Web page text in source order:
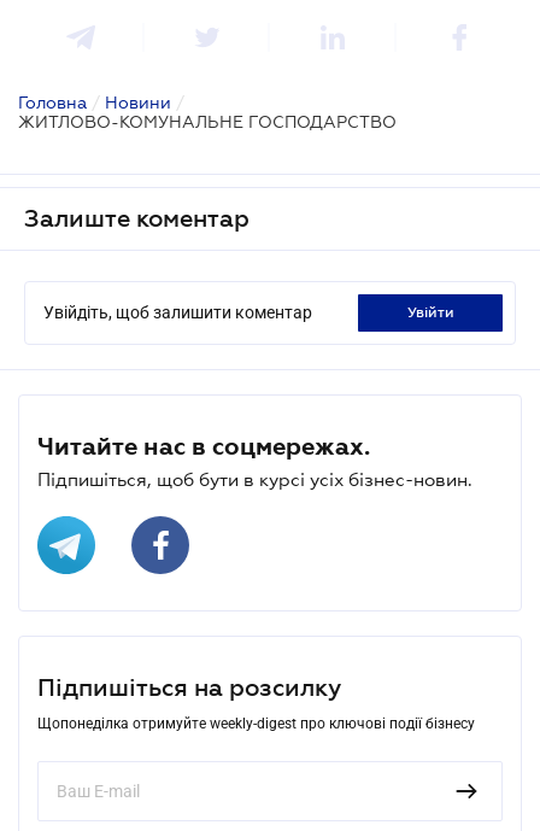
Головна / Новини /
ЖИТЛОВО-КОМУНАЛЬНЕ ГОСПОДАРСТВО
Залиште коментар
Увійдіть, щоб залишити коментар увійти
Читайте нас в соцмережах.
Підпишіться, щоб бути в курсі усіх бізнес-новин.
Підпишіться на розсилку
Щопонеділка отримуйте weekly-digest про ключові події бізнесу